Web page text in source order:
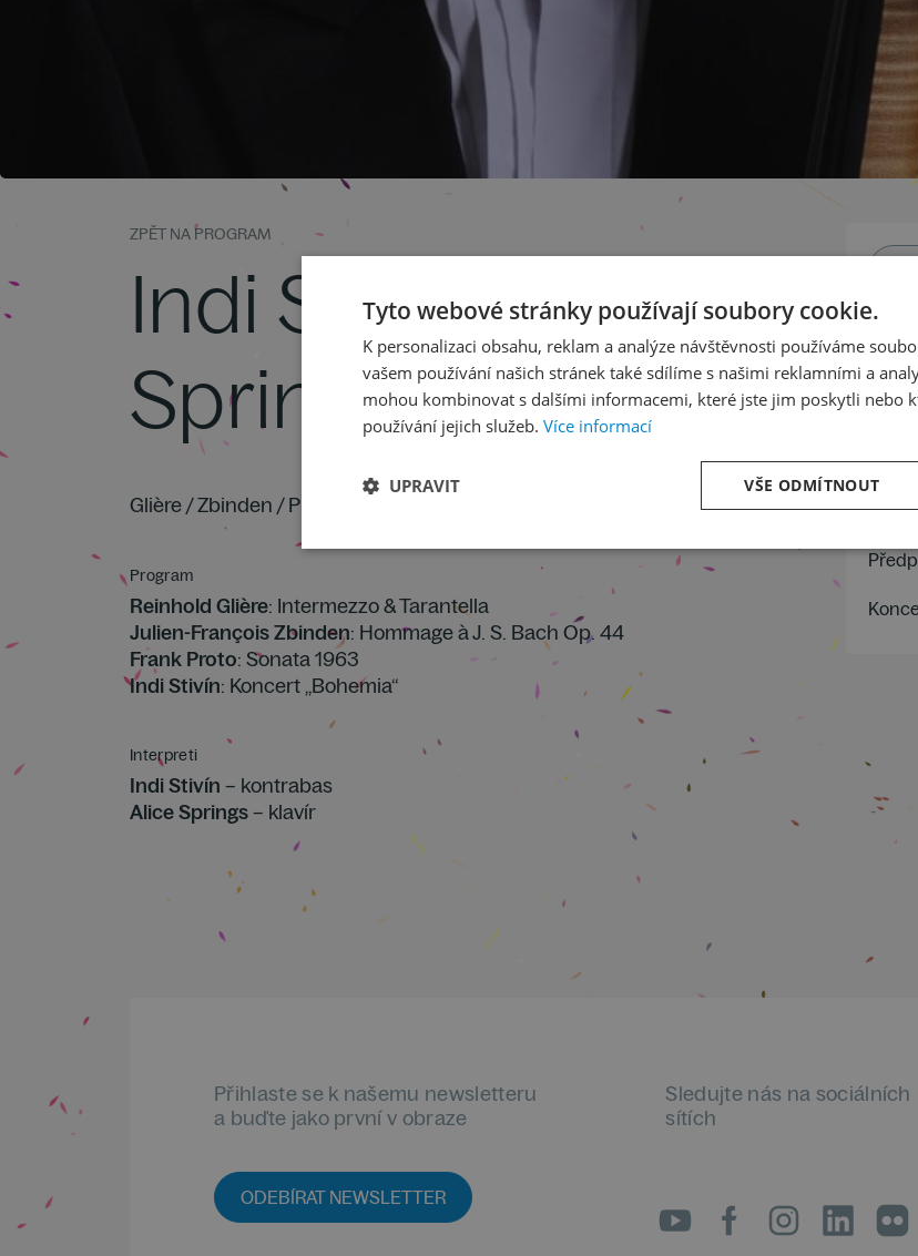
ZPĚT NA PROGRAM
Indi Stivín & Alice
Springs
Glière / Zbinden / Proto / Stivín
Program
Reinhold Glière: Intermezzo & Tarantella
Julien-François Zbinden: Hommage à J. S. Bach Op. 44
Frank Proto: Sonata 1963
Indi Stivín: Koncert „Bohemia“
Interpreti
Indi Stivín – kontrabas
Alice Springs– klavír
Přihlaste se k našemu newsletteru
a buďte jako první v obraze
ODEBÍRAT NEWSLETTER
Sledujte nás na sociálních
sítích
Tyto webové stránky používají soubory cookie.
K personalizaci obsahu, reklam a analýze návštěvnosti používáme
vašem používání našich stránek také sdílíme s našimi reklamními a
mohou kombinovat s dalšími informacemi, které jste jim poskytli nebo
používání jejich služeb. Více informací
VŠE ODMÍTNOUT
UPRAVIT